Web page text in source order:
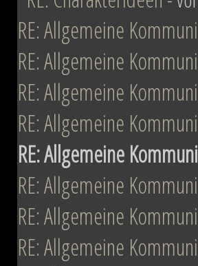
RE: Allgemeine
RE: Allgemeine
RE: Allgemeine
RE: Allgemeine
RE: Allgemeine
RE: Allgemeine
RE: Allgemeine
RE: Allgemeine